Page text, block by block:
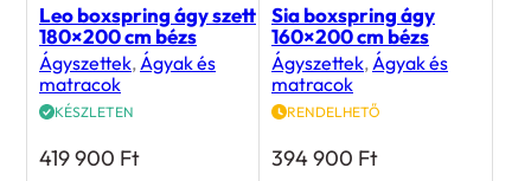
Leo boxspring ágy szett
180×200 cm bézs
Ágyszettek, Ágyak és
matracok
KÉSZLETEN
419 900 Ft
Sia boxspring ágy
160×200 cm bézs
Ágyszettek, Ágyak és
matracok
RENDELHETŐ
394 900 Ft